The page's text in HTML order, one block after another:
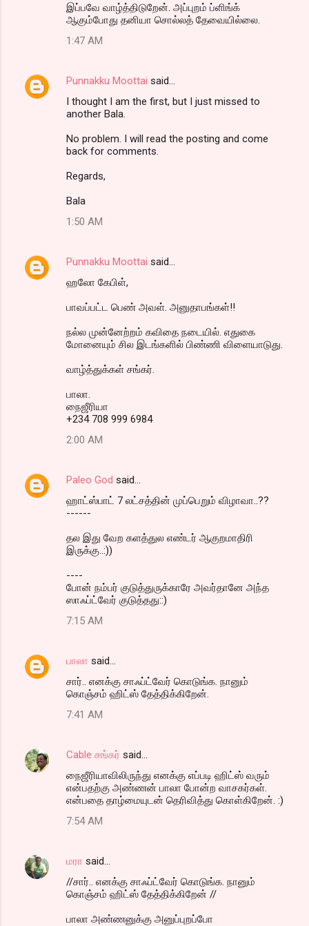
இப்பவே வாழ்த்திடுறேன். அப்புறம் ப்ளிங்க்
ஆகும்போது தனியா சொல்லத் தேவையில்லை.
1:47 AM
Punnakku Moottai said…
I thought I am the first, but I just missed to
another Bala.
No problem. I will read the posting and come
back for comments.
Regards,
Bala
1:50 AM
Punnakku Moottai said…
ஹலோ கேபிள்,
பாவப்பட்ட பெண் அவள். அனுதாபங்கள்!!
நல்ல முன்னேற்றம் கவிதை நடையில். எதுகை
மோனையும் சில இடங்களில் பிண்ணி விளையாடுது.
வாழ்த்துக்கள் சங்கர்.
பாலா.
நைஜீரியா
+234 708 999 6984
2:00 AM
Paleo God said…
ஹாட்ஸ்பாட் 7 லட்சத்தின் முப்பெறும் விழாவா..??
------
தல இது வேற களத்துல எண்டர் ஆகுறமாதிரி
இருக்கு..:))
----
போன் நம்பர் குடுத்துருக்காரே அவர்தானே அந்த
ஸாஃப்ட்வேர் குடுத்தது::)
7:15 AM
பாலா said…
சார்.. எனக்கு சாஃப்ட்வேர் கொடுங்க. நானும்
கொஞ்சம் ஹிட்ஸ் தேத்திக்கிறேன்.
7:41 AM
Cable சங்கர் said…
நைஜீரியாவிலிருந்து எனக்கு எப்படி ஹிட்ஸ் வரும்
என்பதற்கு அண்ணன் பாலா போன்ற வாசகர்கள்.
என்பதை தாழ்மையுடன் தெரிவித்து கொள்கிறேன். :)
7:54 AM
மரா said…
//சார்.. எனக்கு சாஃப்ட்வேர் கொடுங்க. நானும்
கொஞ்சம் ஹிட்ஸ் தேத்திக்கிறேன் //
பாலா அண்ணனுக்கு அனுப்புறப்போ